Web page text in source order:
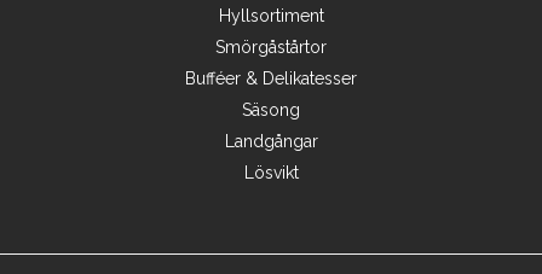
Hyllsortiment
Smörgåstårtor
Bufféer & Delikatesser
Säsong
Landgångar
Lösvikt